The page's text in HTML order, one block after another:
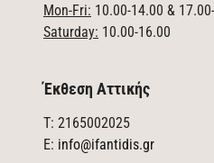
Mon-Fri: 10.00-14.00 &
Saturday: 10.00-16.00
Έκθεση Αττικής
T: 2165002025
E: info@ifantidis.gr